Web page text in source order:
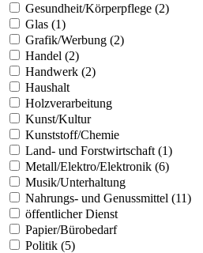
Gesundheit/Körperpflege (2)
Glas (1)
Grafik/Werbung (2)
Handel (2)
Handwerk (2)
Haushalt
Holzverarbeitung
Kunst/Kultur
Kunststoff/Chemie
Land- und Forstwirtschaft (1)
Metall/Elektro/Elektronik (6)
Musik/Unterhaltung
Nahrungs- und Genussmittel (11)
öffentlicher Dienst
Papier/Bürobedarf
Politik (5)